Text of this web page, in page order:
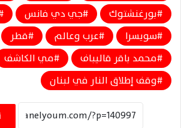
بورغنشتوك
جي دي فانس
سويسرا
عرب وعالم
قطر
محمد باقر قاليباف
مي الكاشف
وقف إطلاق النار في لبنان